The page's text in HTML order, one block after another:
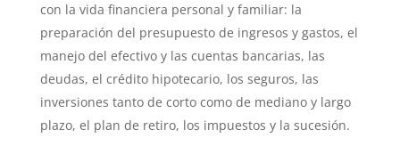
con la vida financiera personal y familiar: la
preparación del presupuesto de ingresos y gastos, el
manejo del efectivo y las cuentas bancarias, las
deudas, el crédito hipotecario, los seguros, las
inversiones tanto de corto como de mediano y largo
plazo, el plan de retiro, los impuestos y la sucesión.